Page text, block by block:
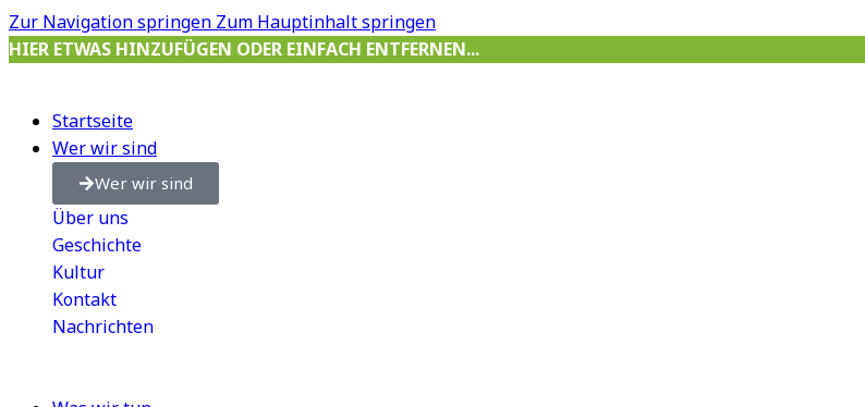
Zur Navigation springen Zum Hauptinhalt springen
HIER ETWAS HINZUFÜGEN ODER EINFACH ENTFERNEN...
Startseite
Wer wir sind
Wer wir sind
Über uns
Geschichte
Kultur
Kontakt
Nachrichten